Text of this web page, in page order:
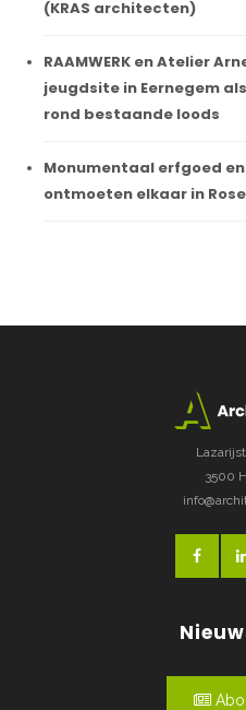
(KRAS architecten)
RAAMWERK en Atelier
jeugdsite in Eernegem
rond bestaande loods
Monumentaal erfgoed
ontmoeten elkaar in
3500